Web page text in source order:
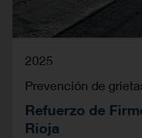
2025
Prevención de
Refuerzo de
Rioja